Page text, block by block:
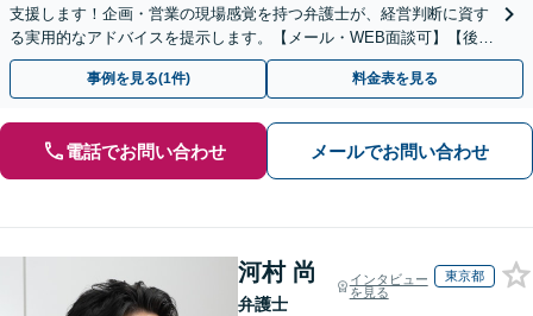
支援します！企画・営業の現場感覚を持つ弁護士が、経営判断に資す
る実用的なアドバイスを提示します。【メール・WEB面談可】【後払
い利用可】
事例を見る(1件) 料金表を見る
電話でお問い合わせ メールでお問い合わせ
河村 尚
弁護士
インタビュー
を見る
東京都